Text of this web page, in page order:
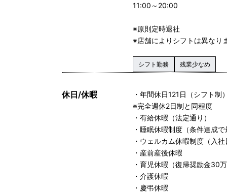
11:00～20:00
※原則定時退社
※店舗によりシフトは異なり
シフト勤務 残業少なめ
休日/休暇
・年間休日121日（シフト制
※完全週休2日制と同程度
・有給休暇（法定通り）
・睡眠休暇制度（条件達成
・ウェルカム休暇制度（入
・産前産後休暇
・育児休暇（復帰奨励金30
・介護休暇
・慶弔休暇